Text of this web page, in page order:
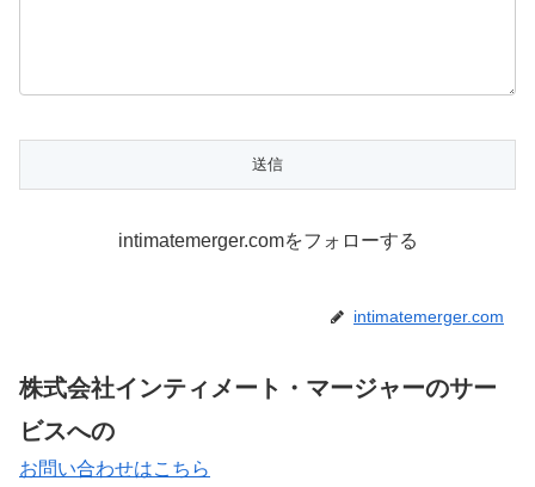
intimatemerger.comをフォローする
intimatemerger.com
株式会社インティメート・マージャーのサー
ビスへの
お問い合わせはこちら